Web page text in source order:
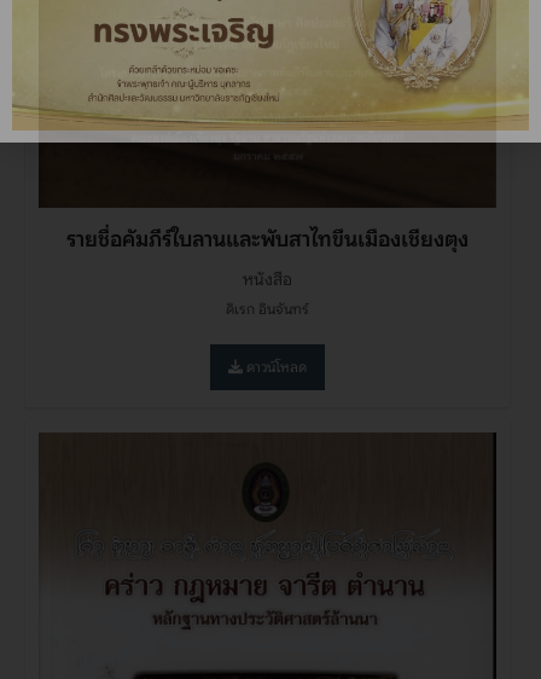
รายชื่อคัมภีร์ใบลานและพับสาไทขึนเมืองเชียงตุง
หนังสือ
ดิเรก อินจันทร์
ดาวน์โหลด